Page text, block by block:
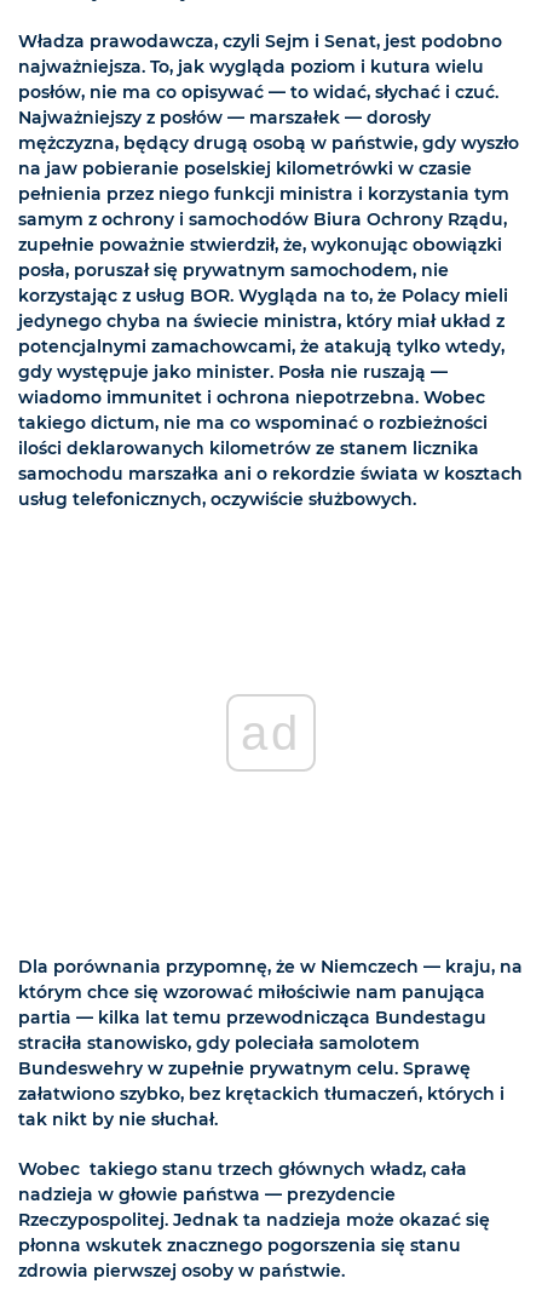
Władza prawodawcza, czyli Sejm i Senat, jest podobno
najważniejsza. To, jak wygląda poziom i kutura wielu
posłów, nie ma co opisywać — to widać, słychać i czuć.
Najważniejszy z posłów — marszałek — dorosły
mężczyzna, będący drugą osobą w państwie, gdy wyszło
na jaw pobieranie poselskiej kilometrówki w czasie
pełnienia przez niego funkcji ministra i korzystania tym
samym z ochrony i samochodów Biura Ochrony Rządu,
zupełnie poważnie stwierdził, że, wykonując obowiązki
posła, poruszał się prywatnym samochodem, nie
korzystając z usług BOR. Wygląda na to, że Polacy mieli
jedynego chyba na świecie ministra, który miał układ z
potencjalnymi zamachowcami, że atakują tylko wtedy,
gdy występuje jako minister. Posła nie ruszają —
wiadomo immunitet i ochrona niepotrzebna. Wobec
takiego dictum, nie ma co wspominać o rozbieżności
ilości deklarowanych kilometrów ze stanem licznika
samochodu marszałka ani o rekordzie świata w kosztach
usług telefonicznych, oczywiście służbowych.
ad
Dla porównania przypomnę, że w Niemczech — kraju, na
którym chce się wzorować miłościwie nam panująca
partia — kilka lat temu przewodnicząca Bundestagu
straciła stanowisko, gdy poleciała samolotem
Bundeswehry w zupełnie prywatnym celu. Sprawę
załatwiono szybko, bez krętackich tłumaczeń, których i
tak nikt by nie słuchał.
Wobec takiego stanu trzech głównych władz, cała
nadzieja w głowie państwa — prezydencie
Rzeczypospolitej. Jednak ta nadzieja może okazać się
płonna wskutek znacznego pogorszenia się stanu
zdrowia pierwszej osoby w państwie.